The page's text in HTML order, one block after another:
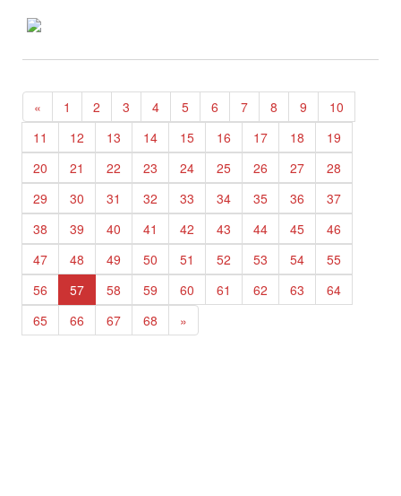
« 1 2 3 4 5 6 7 8 9
10
11
12 13 14 15 16 17 18
19
20
21 22 23 24 25 26 27
28
29
30 31 32 33 34 35 36
37
38
39 40 41 42 43 44 45
46
47
48 49 50 51 52 53 54
55
56
57 58 59 60 61 62 63
64
65
66 67 68 »